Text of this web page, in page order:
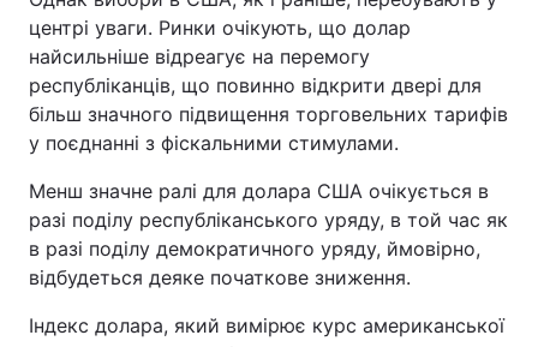
центрі уваги. Ринки очікують, що долар
найсильніше відреагує на перемогу
республіканців, що повинно відкрити двері для
більш значного підвищення торговельних тарифів
у поєднанні з фіскальними стимулами.
Менш значне ралі для долара США очікується в
разі поділу республіканського уряду, в той час як
в разі поділу демократичного уряду, ймовірно,
відбудеться деяке початкове зниження.
Індекс долара, який вимірює курс американської